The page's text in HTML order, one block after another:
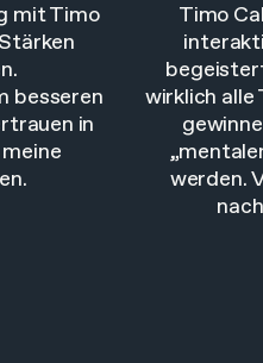
mit Timo
besseren
in
Timo
wirklich alle
werden.